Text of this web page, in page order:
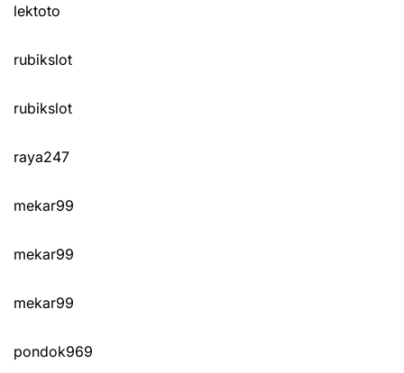
lektoto
rubikslot
rubikslot
raya247
mekar99
mekar99
mekar99
pondok969